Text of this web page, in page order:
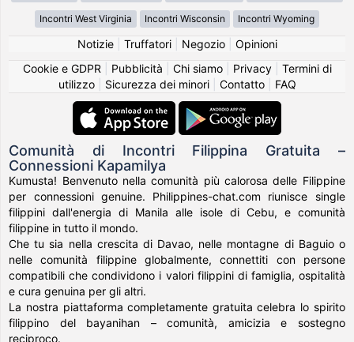
Incontri West Virginia Incontri Wisconsin Incontri Wyoming
Notizie| Truffatori| Negozio| Opinioni
Cookie e GDPR
Pubblicità Chi siamo| Privacy| Termini di
utilizzo| Sicurezza dei minori| Contatto| FAQ
Comunità di Incontri Filippina Gratuita –
Connessioni Kapamilya
Kumusta! Benvenuto nella comunità più calorosa delle Filippine
per connessioni genuine. Philippines-chat.com riunisce single
filippini dall'energia di Manila alle isole di Cebu, e comunità
filippine in tutto il mondo.
Che tu sia nella crescita di Davao, nelle montagne di Baguio o
nelle comunità filippine globalmente, connettiti con persone
compatibili che condividono i valori filippini di famiglia, ospitalità
e cura genuina per gli altri.
La nostra piattaforma completamente gratuita celebra lo spirito
filippino del bayanihan – comunità, amicizia e sostegno
reciproco.